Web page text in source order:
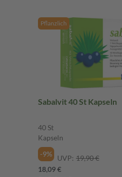
Pflanzlich
Sabalvit 40 St Kapseln
40 St
Kapseln
-9%
UVP: 19,90 €
18,09 €